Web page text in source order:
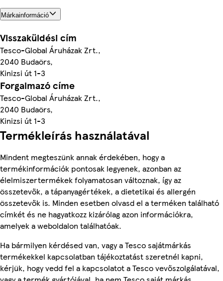
Márkainformáció
Visszaküldési cím
Tesco-Global Áruházak Zrt.,
2040 Budaörs,
Kinizsi út 1-3
Forgalmazó címe
Tesco-Global Áruházak Zrt.,
2040 Budaörs,
Kinizsi út 1-3
Termékleírás használatával
Mindent megteszünk annak érdekében, hogy a
termékinformációk pontosak legyenek, azonban az
élelmiszertermékek folyamatosan változnak, így az
összetevők, a tápanyagértékek, a dietetikai és allergén
összetevők is. Minden esetben olvasd el a terméken található
címkét és ne hagyatkozz kizárólag azon információkra,
amelyek a weboldalon találhatóak.
Ha bármilyen kérdésed van, vagy a Tesco sajátmárkás
termékekkel kapcsolatban tájékoztatást szeretnél kapni,
kérjük, hogy vedd fel a kapcsolatot a Tesco vevőszolgálatával,